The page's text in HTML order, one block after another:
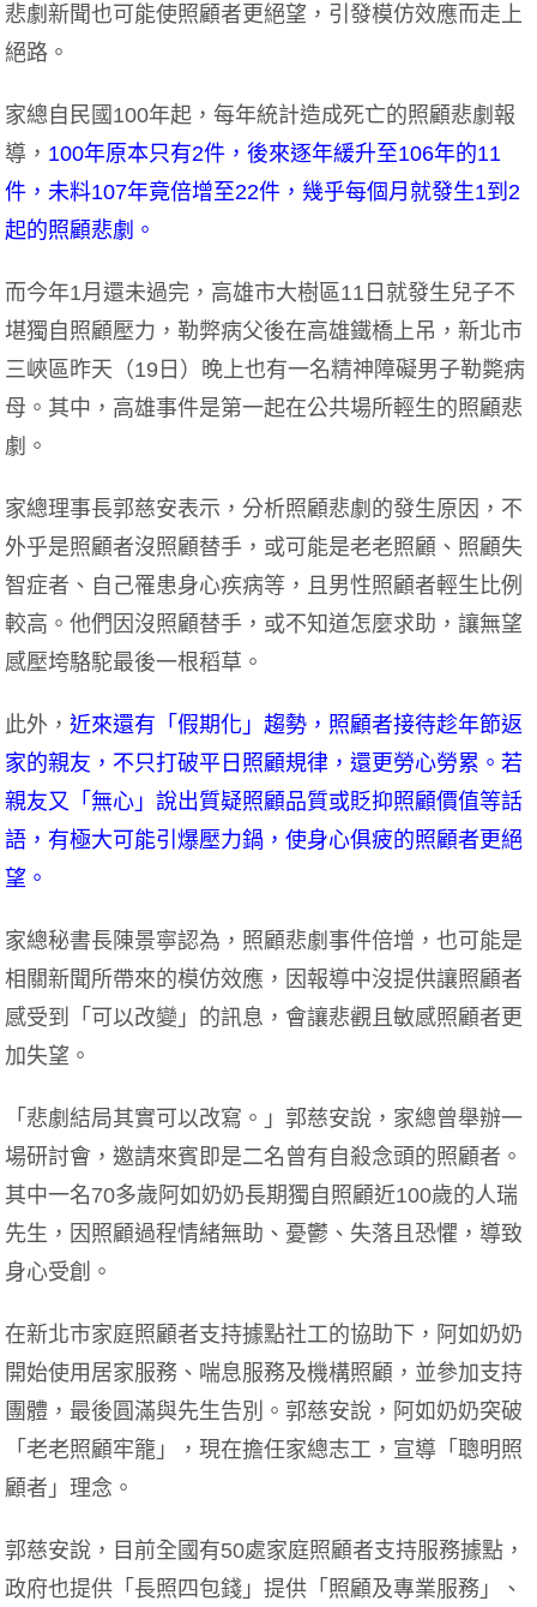
悲劇新聞也可能使照顧者更絕望，引發模仿效應而走上
絕路。
家總自民國100年起，每年統計造成死亡的照顧悲劇報
導， 100年原本只有2件，後來逐年緩升至106年的11
件，未料107年竟倍增至22件，幾乎每個月就發生1到2
起的照顧悲劇。
而今年1月還未過完，高雄市大樹區11日就發生兒子不
堪獨自照顧壓力，勒弊病父後在高雄鐵橋上吊，新北市
三峽區昨天（19日）晚上也有一名精神障礙男子勒斃病
母。其中，高雄事件是第一起在公共場所輕生的照顧悲
劇。
家總理事長郭慈安表示，分析照顧悲劇的發生原因，不
外乎是照顧者沒照顧替手，或可能是老老照顧、照顧失
智症者、自己罹患身心疾病等，且男性照顧者輕生比例
較高。他們因沒照顧替手，或不知道怎麼求助，讓無望
感壓垮駱駝最後一根稻草。
此外，近來還有「假期化」趨勢，照顧者接待趁年節返
家的親友，不只打破平日照顧規律，還更勞心勞累。若
親友又「無心」說出質疑照顧品質或貶抑照顧價值等話
語，有極大可能引爆壓力鍋，使身心俱疲的照顧者更絕
望。
家總秘書長陳景寧認為，照顧悲劇事件倍增，也可能是
相關新聞所帶來的模仿效應，因報導中沒提供讓照顧者
感受到「可以改變」的訊息，會讓悲觀且敏感照顧者更
加失望。
「悲劇結局其實可以改寫。」郭慈安說，家總曾舉辦一
場研討會，邀請來賓即是二名曾有自殺念頭的照顧者。
其中一名70多歲阿如奶奶長期獨自照顧近100歲的人瑞
先生，因照顧過程情緒無助、憂鬱、失落且恐懼，導致
身心受創。
在新北市家庭照顧者支持據點社工的協助下，阿如奶奶
開始使用居家服務、喘息服務及機構照顧，並參加支持
團體，最後圓滿與先生告別。郭慈安說，阿如奶奶突破
「老老照顧牢籠」，現在擔任家總志工，宣導「聰明照
顧者」理念。
郭慈安說，目前全國有50處家庭照顧者支持服務據點，
政府也提供「長照四包錢」提供「照顧及專業服務」、